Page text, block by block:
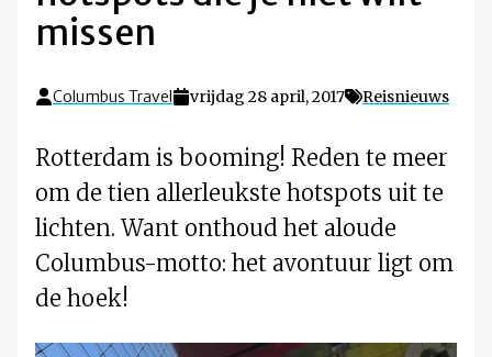
missen
Columbus Travel vrijdag 28 april, 2017 Reisnieuws
Rotterdam is booming! Reden te meer
om de tien allerleukste hotspots uit te
lichten. Want onthoud het aloude
Columbus-motto: het avontuur ligt om
de hoek!